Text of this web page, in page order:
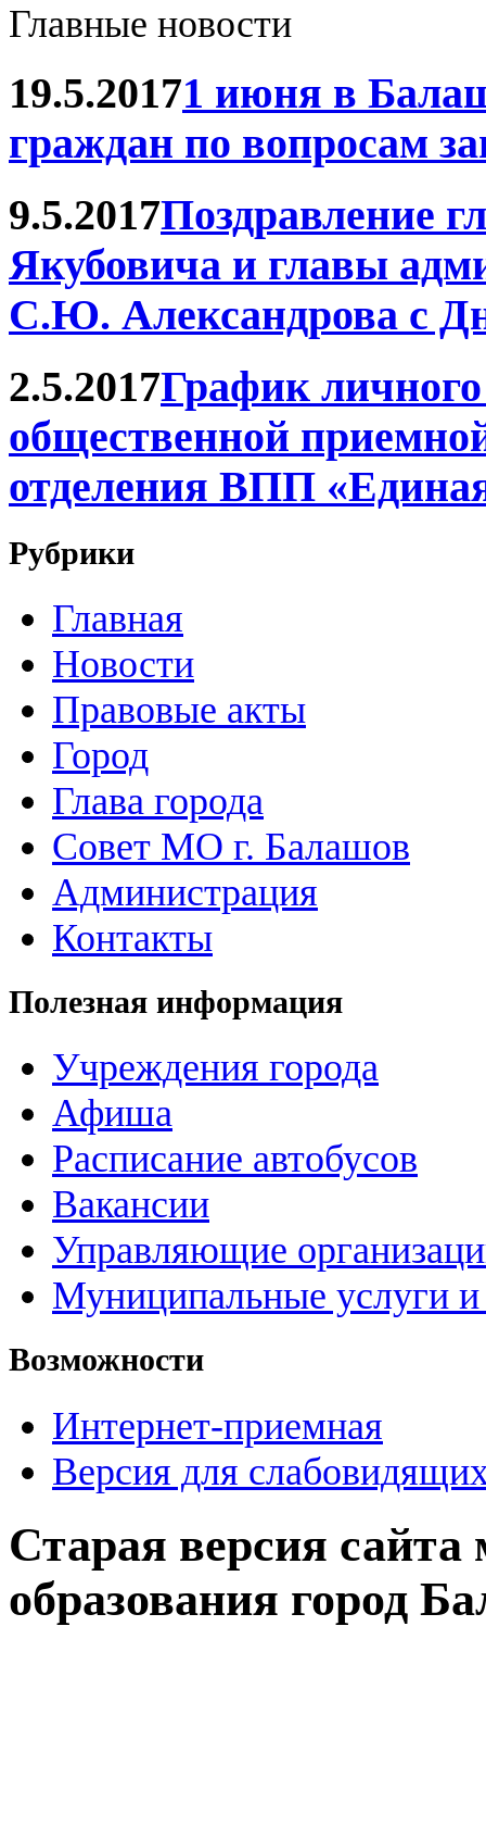
Главные новости
19.5.20171 июня в
граждан по вопросам
9.5.2017Поздравление
Якубовича и главы
С.Ю. Александрова с
2.5.2017График
общественной
отделения ВПП
Рубрики
Главная
Новости
Правовые акты
Город
Глава города
Совет МО г. Балашов
Администрация
Контакты
Полезная информация
Учреждения города
Афиша
Расписание автобусов
Вакансии
Управляющие
Муниципальные услуги
Возможности
Интернет-приемная
Версия для
Старая версия
образования город